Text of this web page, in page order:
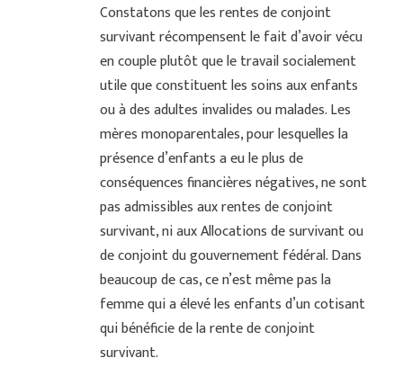
Constatons que les rentes de conjoint
survivant récompensent le fait d’avoir vécu
en couple plutôt que le travail socialement
utile que constituent les soins aux enfants
ou à des adultes invalides ou malades. Les
mères monoparentales, pour lesquelles la
présence d’enfants a eu le plus de
conséquences financières négatives, ne sont
pas admissibles aux rentes de conjoint
survivant, ni aux Allocations de survivant ou
de conjoint du gouvernement fédéral. Dans
beaucoup de cas, ce n’est même pas la
femme qui a élevé les enfants d’un cotisant
qui bénéficie de la rente de conjoint
survivant.